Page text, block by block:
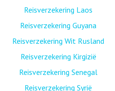
Reisverzekering Laos
Reisverzekering Guyana
Reisverzekering Wit Rusland
Reisverzekering Kirgizië
Reisverzekering Senegal
Reisverzekering Syrië